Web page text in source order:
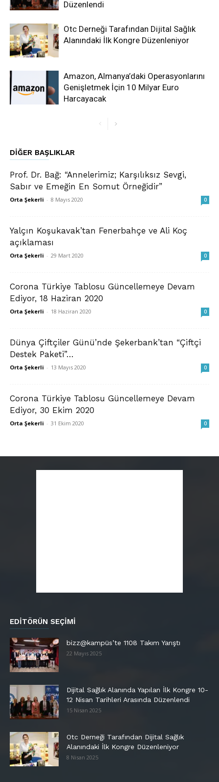
Düzenlendi
Otc Derneği Tarafından Dijital Sağlık
Alanındaki İlk Kongre Düzenleniyor
Amazon, Almanya’daki Operasyonlarını
Genişletmek İçin 10 Milyar Euro
Harcayacak
DIĞER BAŞLIKLAR
Prof. Dr. Bağ: “Annelerimiz; Karşılıksız Sevgi,
Sabır ve Emeğin En Somut Örneğidir”
Orta Şekerli - 8 Mayıs 2020 0
Yalçın Koşukavak’tan Fenerbahçe ve Ali Koç
açıklaması
Orta Şekerli - 29 Mart 2020 0
Corona Türkiye Tablosu Güncellemeye Devam
Ediyor, 18 Haziran 2020
Orta Şekerli - 18 Haziran 2020 0
Dünya Çiftçiler Günü’nde Şekerbank’tan “Çiftçi
Destek Paketi”…
Orta Şekerli - 13 Mayıs 2020 0
Corona Türkiye Tablosu Güncellemeye Devam
Ediyor, 30 Ekim 2020
Orta Şekerli - 31 Ekim 2020 0
EDITÖRÜN SEÇIMI
bizz@kampüs’te 1108 Takım Yarıştı
22 Mayıs 2025
Dijital Sağlık Alanında Yapılan İlk Kongre 10-
12 Nisan Tarihleri Arasında Düzenlendi
15 Nisan 2025
Otc Derneği Tarafından Dijital Sağlık
Alanındaki İlk Kongre Düzenleniyor
8 Nisan 2025